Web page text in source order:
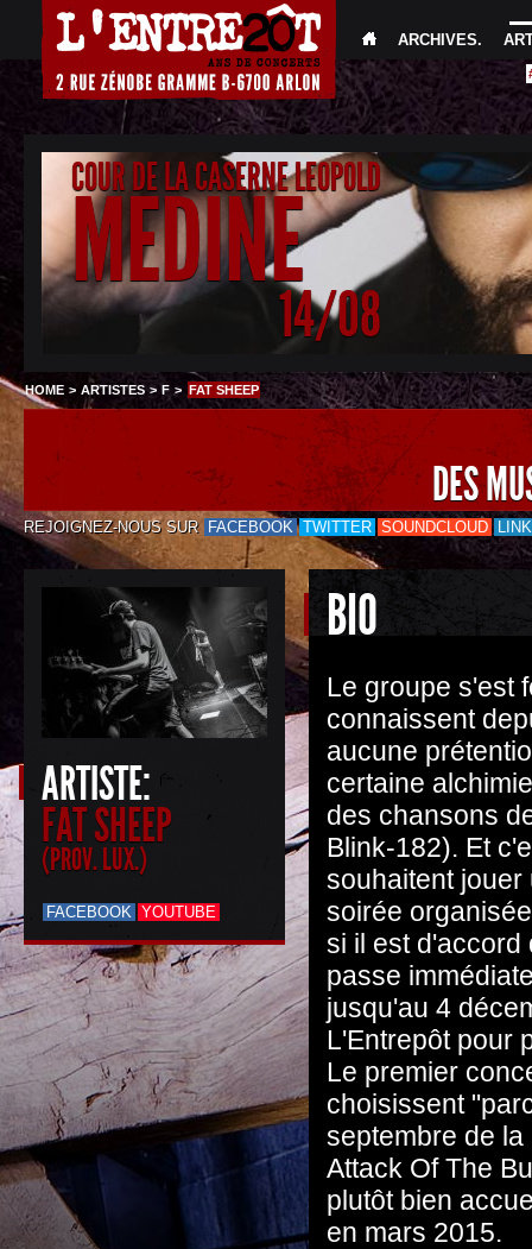
ARCHIVES.
COUR DE LA CASERNE LEOPOLD
MEDINE
14/08
HOME > ARTISTES > F > FAT SHEEP
DES
REJOIGNEZ-NOUS SUR FACEBOOK TWITTER SOUNDCLOUD
ARTISTE:
FAT SHEEP
(PROV. LUX.)
FACEBOOK YOUTUBE
BIO
Le groupe s'est
connaissent
aucune
certaine
des chansons
Blink-182). Et
souhaitent
soirée
si il est d'accord
passe
jusqu'au 4
L'Entrepôt pour
Le premier
choisissent
septembre de
Attack Of The
plutôt bien
en mars 2015.